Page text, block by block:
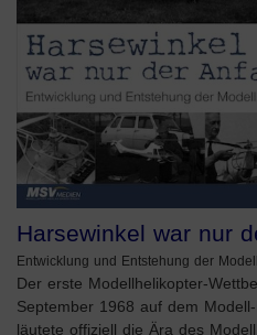
Harsewinkel war nur
Entwicklung und Entstehung der
Der erste Modellhelikopter-
September 1968 auf dem
läutete offiziell die Ära des